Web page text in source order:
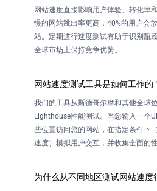
网站速度直接影响用户体验、转化率
慢的网站跳出率更高，40%的用户会
站。定期进行速度测试有助于识别瓶
全球市场上保持竞争优势。
网站速度测试工具是如何工作的
我们的工具从斯德哥尔摩和其他全球
Lighthouse性能测试。当您输入一个
些位置访问您的网站，在指定条件下
速度）模拟用户交互，并收集全面的性
为什么从不同地区测试网站速度